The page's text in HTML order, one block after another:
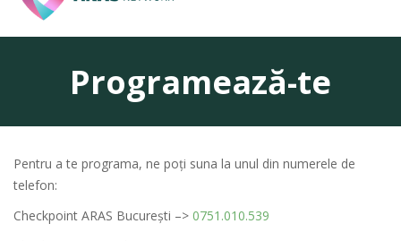
Programează-te
Pentru a te programa, ne poți suna la unul din numerele de
telefon:
Checkpoint ARAS București –> 0751.010.539